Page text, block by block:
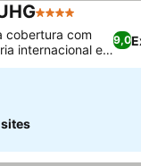
4 Estrelas
9,0
cobertura com
internacional e
sites